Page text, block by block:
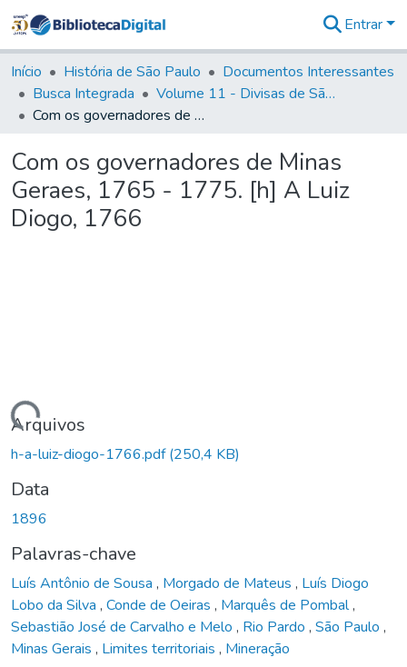
&
Coleções
Tudo na
Biblioteca
Estatísticas
Entrar
Início História de São Paulo
Documentos Interessantes
Busca Integrada
Volume 11 - Divisas de São Paulo e Minas Gerais
Com os governadores de Minas Geraes, 1765 - 1775. [h] A Luiz Diogo, 1766
Com os governadores de Minas
Geraes, 1765 - 1775. [h] A Luiz
Diogo, 1766
Arquivos
h-a-luiz-diogo-1766.pdf(250,4 KB)
Data
1896
Palavras-chave
Luís Antônio de Sousa , Morgado de Mateus , Luís Diogo
Lobo da Silva , Conde de Oeiras , Marquês de Pombal,
Sebastião José de Carvalho e Melo , Rio Pardo , São Paulo ,
Minas Gerais , Limites territoriais , Mineração